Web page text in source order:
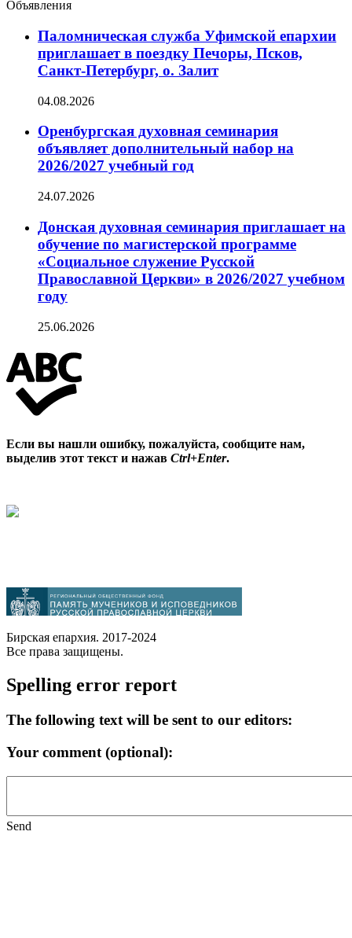
Объявления
Паломническая служба Уфимской епархии
приглашает в поездку Печоры, Псков,
Санкт-Петербург, о. Залит
04.08.2026
Оренбургская духовная семинария
объявляет дополнительный набор на
2026/2027 учебный год
24.07.2026
Донская духовная семинария приглашает на
обучение по магистерской программе
«Социальное служение Русской
Православной Церкви» в 2026/2027 учебном
году
25.06.2026
Если вы нашли ошибку, пожалуйста, сообщите нам,
выделив этот текст и нажав Ctrl+Enter.
Бирская епархия. 2017-2024
Все права защищены.
Spelling error report
The following text will be sent to our editors:
Your comment (optional):
Send